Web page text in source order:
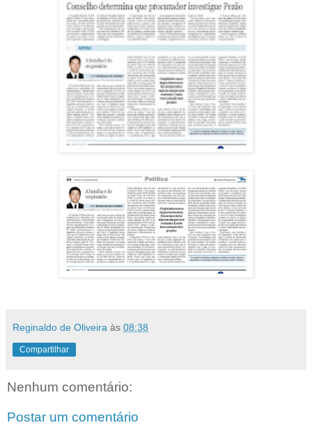
Reginaldo de Oliveira às 08:38
Compartilhar
Nenhum comentário:
Postar um comentário